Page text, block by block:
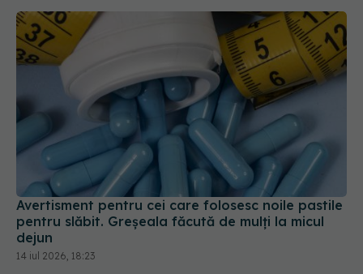
Avertisment pentru cei care folosesc noile pastile
pentru slăbit. Greșeala făcută de mulți la micul
dejun
14 iul 2026, 18:23